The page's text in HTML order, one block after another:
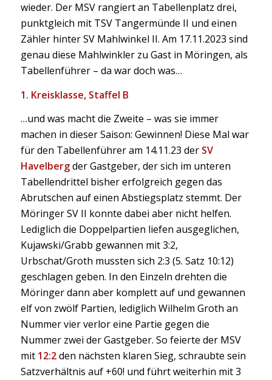
wieder. Der MSV rangiert an Tabellenplatz drei,
punktgleich mit TSV Tangermünde II und einen
Zähler hinter SV Mahlwinkel II. Am 17.11.2023 sind
genau diese Mahlwinkler zu Gast in Möringen, als
Tabellenführer – da war doch was…
1. Kreisklasse, Staffel B
…und was macht die Zweite – was sie immer
machen in dieser Saison: Gewinnen! Diese Mal war
für den Tabellenführer am 14.11.23 der SV
Havelbergder Gastgeber, der sich im unteren
Tabellendrittel bisher erfolgreich gegen das
Abrutschen auf einen Abstiegsplatz stemmt. Der
Möringer SV II konnte dabei aber nicht helfen.
Lediglich die Doppelpartien liefen ausgeglichen,
Kujawski/Grabb gewannen mit 3:2,
Urbschat/Groth mussten sich 2:3 (5. Satz 10:12)
geschlagen geben. In den Einzeln drehten die
Möringer dann aber komplett auf und gewannen
elf von zwölf Partien, lediglich Wilhelm Groth an
Nummer vier verlor eine Partie gegen die
Nummer zwei der Gastgeber. So feierte der MSV
mit 12:2den nächsten klaren Sieg, schraubte sein
Satzverhältnis auf +60! und führt weiterhin mit 3